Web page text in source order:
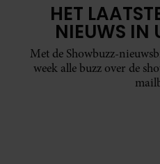
HET
NIEUWS IN
Met de Showbuzz-
week alle buzz over de